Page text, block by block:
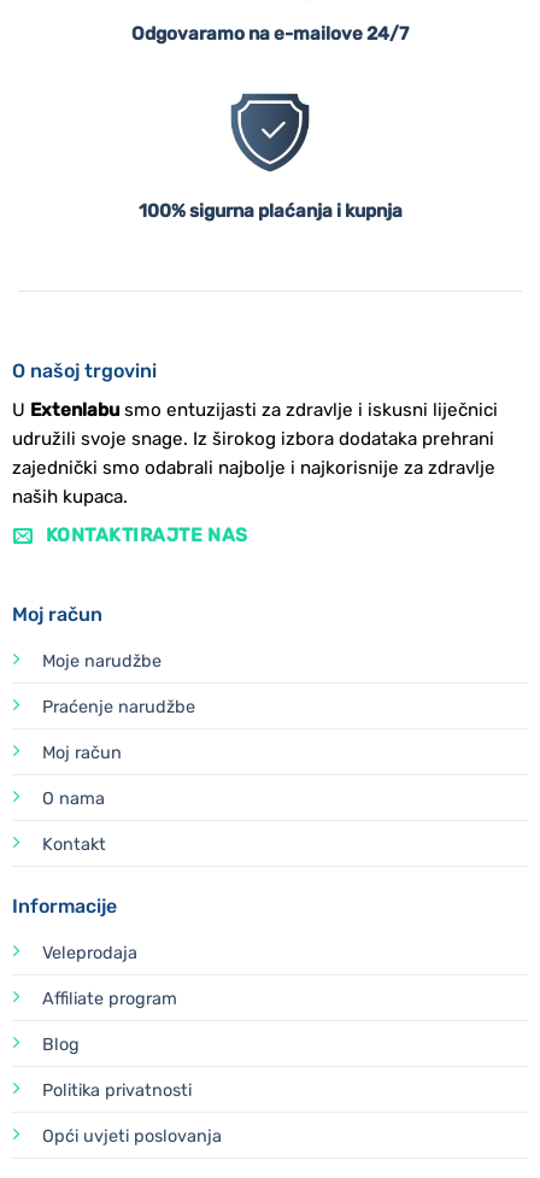
Odgovaramo na e-mailove 24/7
100% sigurna plaćanja i kupnja
O našoj trgovini
U Extenlabusmo entuzijasti za zdravlje i iskusni liječnici
udružili svoje snage. Iz širokog izbora dodataka prehrani
zajednički smo odabrali najbolje i najkorisnije za zdravlje
naših kupaca.
KONTAKTIRAJTE NAS
Moj račun
Moje narudžbe
Praćenje narudžbe
Moj račun
O nama
Kontakt
Informacije
Veleprodaja
Affiliate program
Blog
Politika privatnosti
Opći uvjeti poslovanja